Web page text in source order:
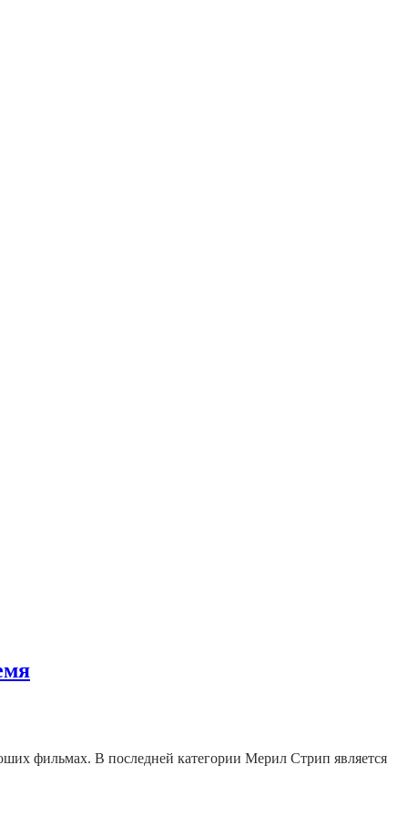
фильмах. В последней категории Мерил Стрип является